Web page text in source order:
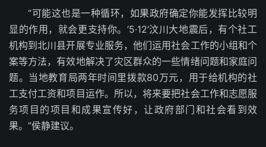
“可能这也是一种循环，如果政府确定你能发挥比较明
显的作用，就会更支持你。‘5·12’汶川大地震后，有个社工
机构到北川县开展专业服务，他们运用社会工作的小组和个
案等方法，有效地解决了灾区群众的一些情绪问题和家庭问
题。当地教育局两年时间里拨款80万元，用于给机构的社
工支付工资和项目运作。所以，将来要把社会工作和志愿服
务项目的项目和成果宣传好，让政府部门和社会看到效
果。”侯静建议。